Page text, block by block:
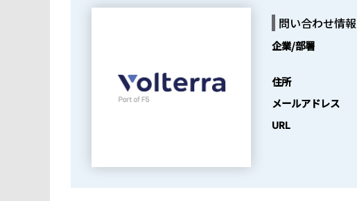
問い合わせ情報
企業/部署
住所
メールアドレス
URL